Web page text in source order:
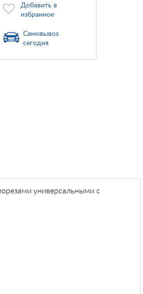
Добавить в
избранное
Самовывоз
сегодня
универсальными с